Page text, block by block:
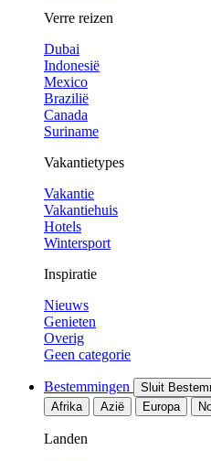
Verre reizen
Dubai
Indonesië
Mexico
Brazilië
Canada
Suriname
Vakantietypes
Vakantie
Vakantiehuis
Hotels
Wintersport
Inspiratie
Nieuws
Genieten
Overig
Geen categorie
Bestemmingen Sluit
Afrika
Azië Europa
Landen